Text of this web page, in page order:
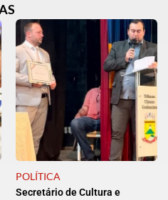
POLÍTICA
Secretário de Cultura e